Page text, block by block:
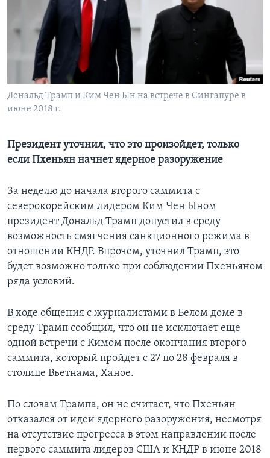
Learning English
СОЦИАЛЬНЫЕ СЕТИ
Языки
Дональд Трамп и Ким Чен Ын на встрече в Сингапуре в
июне 2018 г.
Президент уточнил, что это произойдет, только
если Пхеньян начнет ядерное разоружение
За неделю до начала второго саммита с
северокорейским лидером Ким Чен Ыном
президент Дональд Трамп допустил в среду
возможность смягчения санкционного режима в
отношении КНДР. Впрочем, уточнил Трамп, это
будет возможно только при соблюдении Пхеньяном
ряда условий.
В ходе общения с журналистами в Белом доме в
среду Трамп сообщил, что он не исключает еще
одной встречи с Кимом после окончания второго
саммита, который пройдет с 27 по 28 февраля в
столице Вьетнама, Ханое.
По словам Трампа, он не считает, что Пхеньян
отказался от идеи ядерного разоружения, несмотря
на отсутствие прогресса в этом направлении после
первого саммита лидеров США и КНДР в июне 2018